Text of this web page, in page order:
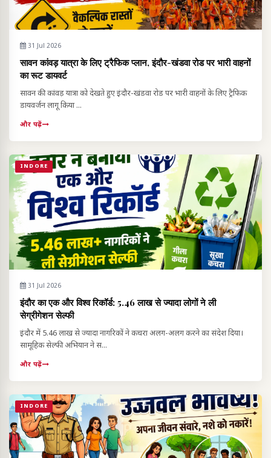
31 Jul 2026
सावन कांवड़ यात्रा के लिए ट्रैफिक प्लान, इंदौर-खंडवा रोड पर भारी वाहनों
का रूट डायवर्ट
सावन की कांवड़ यात्रा को देखते हुए इंदौर-खंडवा रोड पर भारी वाहनों के लिए ट्रैफिक
डायवर्जन लागू किया ...
और पढ़ें
INDORE
31 Jul 2026
इंदौर का एक और विश्व रिकॉर्ड: 5.46 लाख से ज्यादा लोगों ने ली
सेग्रीगेशन सेल्फी
इंदौर में 5.46 लाख से ज्यादा नागरिकों ने कचरा अलग-अलग करने का संदेश दिया।
सामूहिक सेल्फी अभियान ने स...
और पढ़ें
INDORE